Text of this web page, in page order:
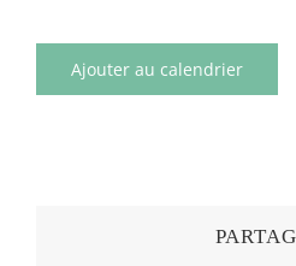
Ajouter au calendrier